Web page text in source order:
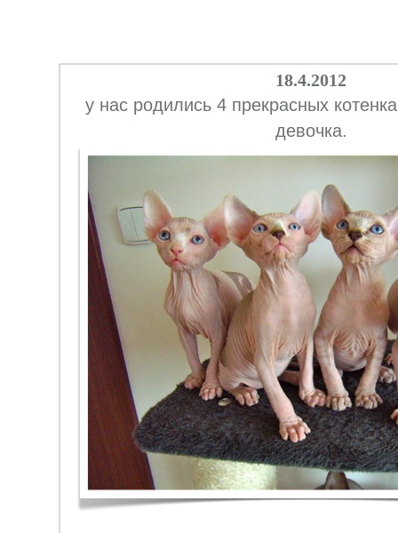
18.4.2012
у нас родились 4 прекрасных
девочка.